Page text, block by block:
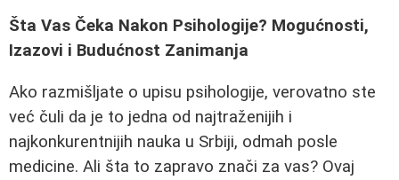
Šta Vas Čeka Nakon Psihologije? Mogućnosti,
Izazovi i Budućnost Zanimanja
Ako razmišljate o upisu psihologije, verovatno ste
već čuli da je to jedna od najtraženijih i
najkonkurentnijih nauka u Srbiji, odmah posle
medicine. Ali šta to zapravo znači za vas? Ovaj